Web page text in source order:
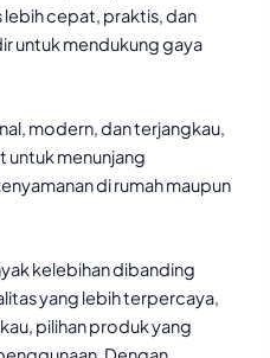
cepat, praktis, dan
untuk mendukung gaya
modern, dan terjangkau,
untuk menunjang
di rumah maupun
kelebihan dibanding
yang lebih terpercaya,
pilihan produk yang